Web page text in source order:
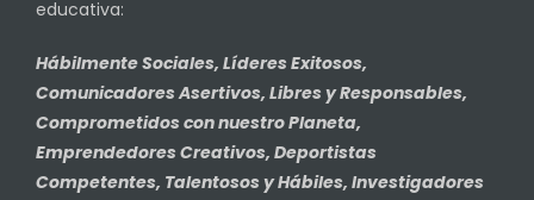
educativa:
Hábilmente Sociales, Líderes Exitosos,
Comunicadores Asertivos, Libres y Responsables,
Comprometidos con nuestro Planeta,
Emprendedores Creativos, Deportistas
Competentes, Talentosos y Hábiles, Investigadores